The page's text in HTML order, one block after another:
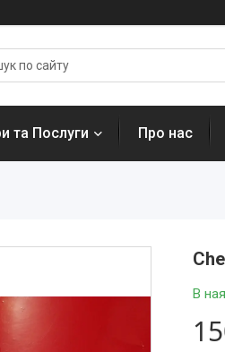
та Послуги Про нас
В